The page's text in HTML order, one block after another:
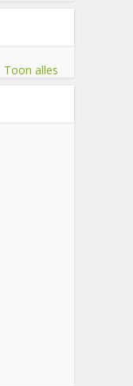
Toon alles